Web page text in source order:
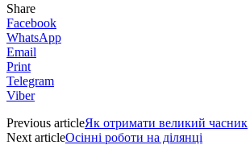
Share
Facebook
WhatsApp
Email
Print
Telegram
Viber
Previous articleЯк отримати великий часник
Next articleОсінні роботи на ділянці